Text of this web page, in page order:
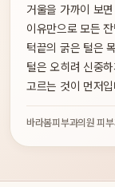
거울을 가까이 보
이유만으로 모든
턱끝의 굵은 털은
털은 오히려 신중
고르는 것이 먼저
바라봄피부과의원 피